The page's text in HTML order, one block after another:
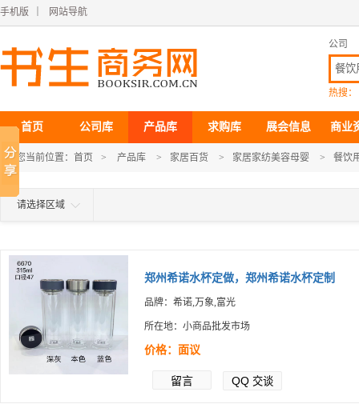
手机版 网站导航
公司
热搜：
首页 公司库 产品库 求购库 展会信息 商业
您当前位置： 首页 > 产品库 > 家居百货 > 家居家纺美容母婴 > 餐饮
请选择区域
郑州希诺水杯定做，郑州希诺水杯定制
品牌：希诺,万象,富光
所在地：小商品批发市场
价格：面议
留言 QQ 交谈